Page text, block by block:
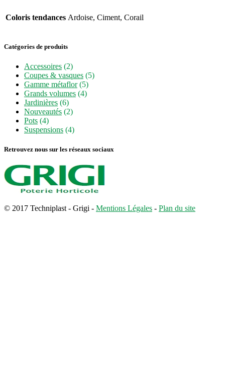
Coloris tendances Ardoise, Ciment, Corail
Catégories de produits
Accessoires (2)
Coupes & vasques (5)
Gamme métaflor (5)
Grands volumes (4)
Jardinières (6)
Nouveautés (2)
Pots (4)
Suspensions (4)
Retrouvez nous sur les réseaux sociaux
© 2017 Techniplast - Grigi - Mentions Légales - Plan du site